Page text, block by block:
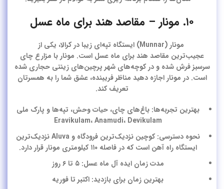
۱۰. مونار – مقاصد هند برای ماه عسل
مونار
(Munnar) ایستگاه تپه‌ای زیبا در کرالا، یکی از
عجیب‌ترین مقاصد هند برای ماه عسل است. مونار با مزارع چای
سرسبز فرش شده و در کوچه‌های شهر پرچین‌های زینتی حجاری شده
است. در مونار اجازه دهید مناظر فریبنده، عشق شما را به همسرتان
تعریف کند.
بهترین تجربه‌ها: باغ‌های چای، حیات وحش، تپه‌ها و پارک ملی
Eravikulam، Anamudi، Devikulam
نحوه دسترسی: کوچین نزدیک‌ترین فرودگاه و Aluva نزدیک‌ترین
ایستگاه راه آهن است که در فاصله ۱۱۰ کیلومتری مونار قرار دارد.
مدت زمان ایده آل ماه عسل: ۵ تا ۶ روز
بهترین زمان برای بازدید: اکتبر تا فوریه